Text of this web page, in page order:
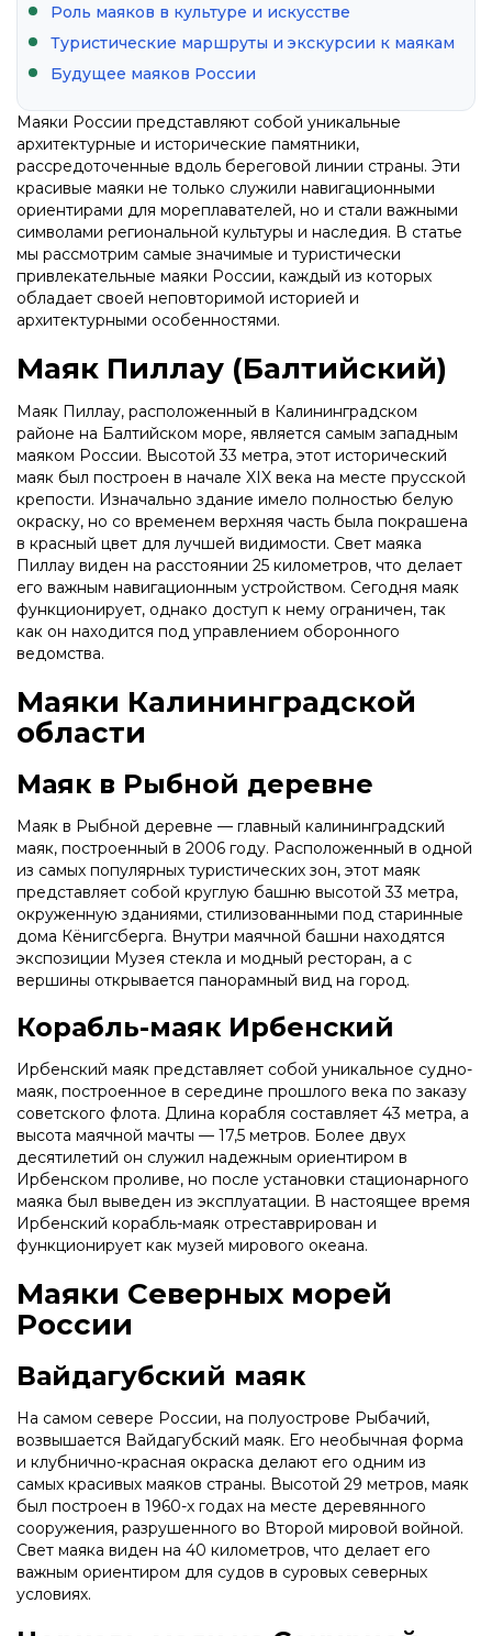
Роль маяков в культуре и искусстве
Туристические маршруты и экскурсии к маякам
Будущее маяков России
Маяки России представляют собой уникальные
архитектурные и исторические памятники,
рассредоточенные вдоль береговой линии страны. Эти
красивые маяки не только служили навигационными
ориентирами для мореплавателей, но и стали важными
символами региональной культуры и наследия. В статье
мы рассмотрим самые значимые и туристически
привлекательные маяки России, каждый из которых
обладает своей неповторимой историей и
архитектурными особенностями.
Маяк Пиллау (Балтийский)
Маяк Пиллау, расположенный в Калининградском
районе на Балтийском море, является самым западным
маяком России. Высотой 33 метра, этот исторический
маяк был построен в начале XIX века на месте прусской
крепости. Изначально здание имело полностью белую
окраску, но со временем верхняя часть была покрашена
в красный цвет для лучшей видимости. Свет маяка
Пиллау виден на расстоянии 25 километров, что делает
его важным навигационным устройством. Сегодня маяк
функционирует, однако доступ к нему ограничен, так
как он находится под управлением оборонного
ведомства.
Маяки Калининградской
области
Маяк в Рыбной деревне
Маяк в Рыбной деревне — главный калининградский
маяк, построенный в 2006 году. Расположенный в одной
из самых популярных туристических зон, этот маяк
представляет собой круглую башню высотой 33 метра,
окруженную зданиями, стилизованными под старинные
дома Кёнигсберга. Внутри маячной башни находятся
экспозиции Музея стекла и модный ресторан, а с
вершины открывается панорамный вид на город.
Корабль-маяк Ирбенский
Ирбенский маяк представляет собой уникальное судно-
маяк, построенное в середине прошлого века по заказу
советского флота. Длина корабля составляет 43 метра, а
высота маячной мачты — 17,5 метров. Более двух
десятилетий он служил надежным ориентиром в
Ирбенском проливе, но после установки стационарного
маяка был выведен из эксплуатации. В настоящее время
Ирбенский корабль-маяк отреставрирован и
функционирует как музей мирового океана.
Маяки Северных морей
России
Вайдагубский маяк
На самом севере России, на полуострове Рыбачий,
возвышается Вайдагубский маяк. Его необычная форма
и клубнично-красная окраска делают его одним из
самых красивых маяков страны. Высотой 29 метров, маяк
был построен в 1960-х годах на месте деревянного
сооружения, разрушенного во Второй мировой войной.
Свет маяка виден на 40 километров, что делает его
важным ориентиром для судов в суровых северных
условиях.